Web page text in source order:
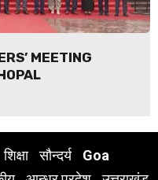
MEETING
शिक्षा सौन्दर्य
Goa